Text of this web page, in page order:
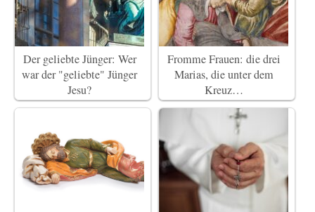
Der geliebte Jünger: Wer
war der "geliebte" Jünger
Jesu?
Fromme Frauen: die drei
Marias, die unter dem
Kreuz…